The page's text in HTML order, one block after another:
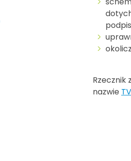
Rzecznik
nazwie